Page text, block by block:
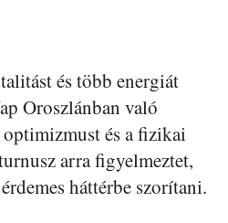
és több energiát
Oroszlánban való
és a fizikai
arra figyelmeztet,
háttérbe szorítani.